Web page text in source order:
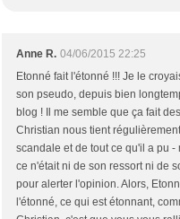
Anne R. 04/06/2015 22:25
Etonné fait l'étonné !!! Je le
son pseudo, depuis bien
blog ! Il me semble que ça fait
Christian nous tient
scandale et de tout ce qu'il a pu -
ce n'était ni de son ressort ni de
pour alerter l'opinion. Alors,
l'étonné, ce qui est étonnant,